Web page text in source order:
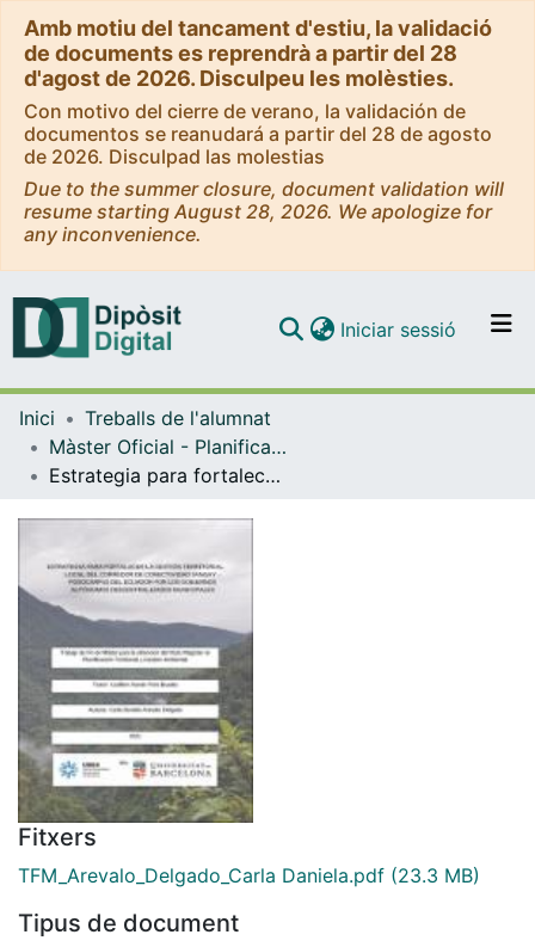
Amb motiu del tancament d'estiu, la validació
de documents es reprendrà a partir del 28
d'agost de 2026. Disculpeu les molèsties.
Con motivo del cierre de verano, la validación de
documentos se reanudará a partir del 28 de agosto
de 2026. Disculpad las molestias
Due to the summer closure, document validation will
resume starting August 28, 2026. We apologize for
any inconvenience.
Navega per tot el DD
Contacte
Iniciar sessió (current)
Inici
Treballs de l'alumnat
Màster Oficial - Planificació Territorial i Gestió Ambiental
Estrategia para fortalecer la gestión territorial local del corredor de conectividad Sangay-Podocarpus del Ecuador por los gobiernos autónomos descentralizados municipales
Fitxers
TFM_Arevalo_Delgado_Carla Daniela.pdf (23.3 MB)
Tipus de document